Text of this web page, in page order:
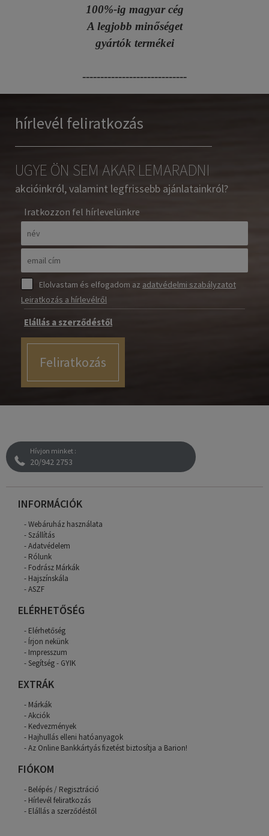
100%-ig magyar cég
A legjobb minőséget
gyártók termékei
-----------------------------
hírlevél feliratkozás
UGYE ÖN SEM AKAR LEMARADNI
akcióinkról, valamint legfrissebb ajánlatainkról?
Iratkozzon fel hírlevelünkre
Elolvastam és elfogadom az adatvédelmi szabályzatot
Leiratkozás a hírlevélről
Elállás a szerződéstől
Feliratkozás
Hívjon minket :
20/942 2753
INFORMÁCIÓK
Webáruház használata
Szállítás
Adatvédelem
Rólunk
Fodrász Márkák
Hajszínskála
ASZF
ELÉRHETŐSÉG
Elérhetőség
Írjon nekünk
Impresszum
Segítség - GYIK
EXTRÁK
Márkák
Akciók
Kedvezmények
Hajhullás elleni hatóanyagok
Az Online Bankkártyás fizetést biztosítja a Barion!
FIÓKOM
Belépés / Regisztráció
Hírlevél feliratkozás
Elállás a szerződéstől